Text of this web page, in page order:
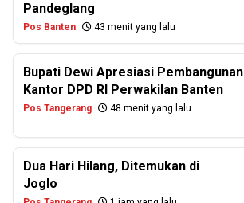
Pandeglang
Pos Banten 43 menit yang lalu
Bupati Dewi Apresiasi Pembangunan
Kantor DPD RI Perwakilan Banten
Pos Tangerang 48 menit yang lalu
Dua Hari Hilang, Ditemukan di
Joglo